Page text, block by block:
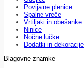
Povijalne plenice
Spalne vreče
Vrtiljaki in obešanke
Ninice
Nočne lučke
Dodatki in dekoracije
Blagovne znamke